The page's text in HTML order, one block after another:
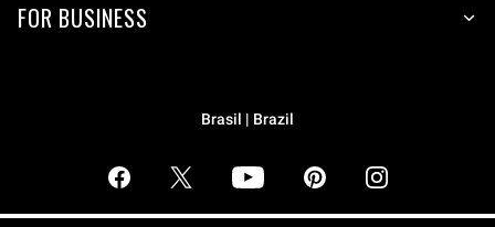
FOR BUSINESS
Brasil | Brazil